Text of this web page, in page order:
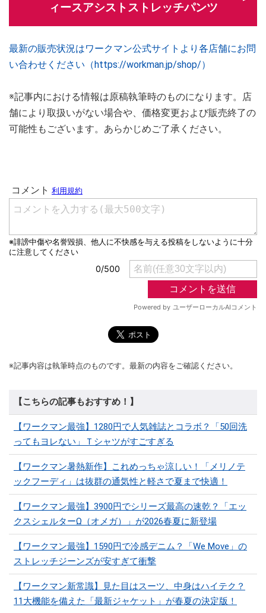
ィースアシストストレッチパンツ
最新の販売状況はワークマン公式サイトより各店舗にお問
い合わせください（https://workman.jp/shop/）
※記事内における情報は原稿執筆時のものになります。店
舗により取扱いがない場合や、価格変更および販売終了の
可能性もございます。あらかじめご了承ください。
※記事内容は執筆時点のものです。最新の内容をご確認ください。
【こちらの記事もおすすめ！】
【ワークマン最強】1280円で人気雑誌とコラボ？「50回洗
ってもヨレない」Ｔシャツがすごすぎる
【ワークマン暑熱新作】これめっちゃ涼しい！「メリノテ
ックフーディ」は抜群の通気性と軽さで夏まで快適！
【ワークマン最強】3900円でシリーズ最高の速乾？「エッ
クスシェルターΩ（オメガ）」が2026春夏に新登場
【ワークマン最強】1590円で冷感デニム？「We Move」の
ストレッチジーンズが安すぎて衝撃
【ワークマン新常識】見た目はスーツ、中身はハイテク？
11大機能を備えた「最新ジャケット」が春夏の決定版！